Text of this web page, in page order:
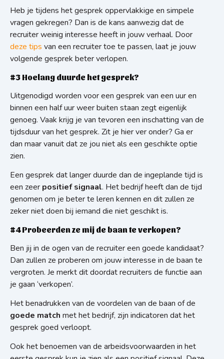
Heb je tijdens het gesprek oppervlakkige en simpele
vragen gekregen? Dan is de kans aanwezig dat de
recruiter weinig interesse heeft in jouw verhaal. Door
deze tips van een recruiter toe te passen, laat je jouw
volgende gesprek beter verlopen.
#3 Hoelang duurde het gesprek?
Uitgenodigd worden voor een gesprek van een uur en
binnen een half uur weer buiten staan zegt eigenlijk
genoeg. Vaak krijg je van tevoren een inschatting van de
tijdsduur van het gesprek. Zit je hier ver onder? Ga er
dan maar vanuit dat ze jou niet als een geschikte optie
zien.
Een gesprek dat langer duurde dan de ingeplande tijd is
een zeer positief signaal. Het bedrijf heeft dan de tijd
genomen om je beter te leren kennen en dit zullen ze
zeker niet doen bij iemand die niet geschikt is.
#4 Probeerden ze mij de baan te verkopen?
Ben jij in de ogen van de recruiter een goede kandidaat?
Dan zullen ze proberen om jouw interesse in de baan te
vergroten. Je merkt dit doordat recruiters de functie aan
je gaan ‘verkopen’.
Het benadrukken van de voordelen van de baan of de
goede match met het bedrijf, zijn indicatoren dat het
gesprek goed verloopt.
Ook het benoemen van de arbeidsvoorwaarden in het